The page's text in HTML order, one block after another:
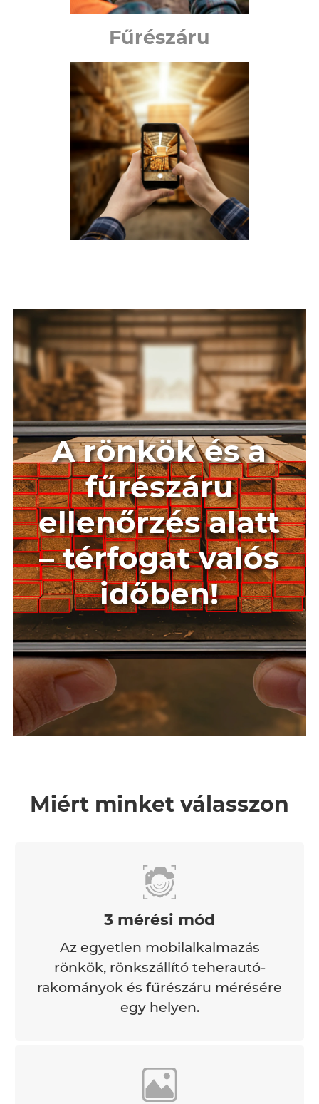
Fűrészáru
A rönkök és a
fűrészáru
ellenőrzés alatt
– térfogat valós
időben!
Miért minket válasszon
3 mérési mód
Az egyetlen mobilalkalmazás
rönkök, rönkszállító teherautó-
rakományok és fűrészáru mérésére
egy helyen.